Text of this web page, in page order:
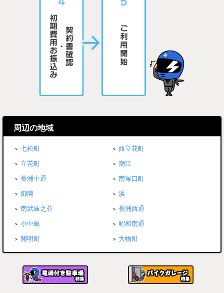
周辺の地域
七松町
西立花町
立花町
潮江
長洲中通
南塚口町
御園
浜
南武庫之荘
長洲西通
小中島
昭和南通
開明町
大物町